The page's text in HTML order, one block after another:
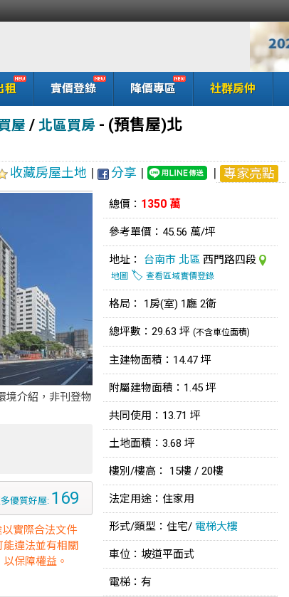
租 實價登錄 降價專區 社群房仲
屋 / 北區買房 - (預售屋)北
收藏房屋土地 | 分享 | | 專家亮點
境介紹，非刊登物
優質好屋: 169
實際合法文件
違法並有相關
保障權益。
總價： 1350 萬
參考單價：45.56 萬/坪
地址： 台南市 北區 西門路四段
地圖 🏷️ 查看區域實價登錄
格局： 1房(室) 1廳 2衛
總坪數：29.63 坪 (不含車位面積)
主建物面積：14.47 坪
附屬建物面積：1.45 坪
共同使用：13.71 坪
土地面積：3.68 坪
樓別/樓高： 15樓 / 20樓
法定用途：住家用
形式/類型：住宅/ 電梯大樓
車位：坡道平面式
電梯：有